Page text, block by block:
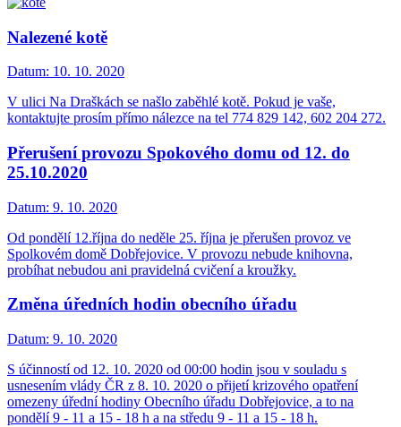
Nalezené kotě
Datum: 10. 10. 2020
V ulici Na Draškách se našlo zaběhlé kotě. Pokud je vaše,
kontaktujte prosím přímo nálezce na tel 774 829 142, 602 204 272.
Přerušení provozu Spokového domu od 12. do
25.10.2020
Datum: 9. 10. 2020
Od pondělí 12.října do neděle 25. října je přerušen provoz ve
Spolkovém domě Dobřejovice. V provozu nebude knihovna,
probíhat nebudou ani pravidelná cvičení a kroužky.
Změna úředních hodin obecního úřadu
Datum: 9. 10. 2020
S účinností od 12. 10. 2020 od 00:00 hodin jsou v souladu s
usnesením vlády ČR z 8. 10. 2020 o přijetí krizového opatření
omezeny úřední hodiny Obecního úřadu Dobřejovice, a to na
pondělí 9 - 11 a 15 - 18 h a na středu 9 - 11 a 15 - 18 h.